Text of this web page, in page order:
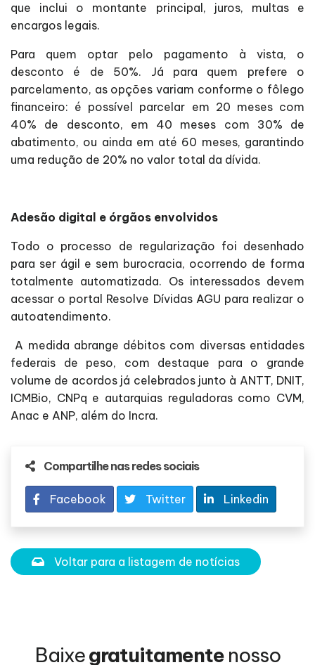
que inclui o montante principal, juros, multas e
encargos legais.
Para quem optar pelo pagamento à vista, o
desconto é de 50%. Já para quem prefere o
parcelamento, as opções variam conforme o fôlego
financeiro: é possível parcelar em 20 meses com
40% de desconto, em 40 meses com 30% de
abatimento, ou ainda em até 60 meses, garantindo
uma redução de 20% no valor total da dívida.
Adesão digital e órgãos envolvidos
Todo o processo de regularização foi desenhado
para ser ágil e sem burocracia, ocorrendo de forma
totalmente automatizada. Os interessados devem
acessar o portal Resolve Dívidas AGU para realizar o
autoatendimento.
A medida abrange débitos com diversas entidades
federais de peso, com destaque para o grande
volume de acordos já celebrados junto à ANTT, DNIT,
ICMBio, CNPq e autarquias reguladoras como CVM,
Anac e ANP, além do Incra.
Compartilhe nas redes sociais
Facebook Twitter Linkedin
Voltar para a listagem de notícias
Baixegratuitamente nosso